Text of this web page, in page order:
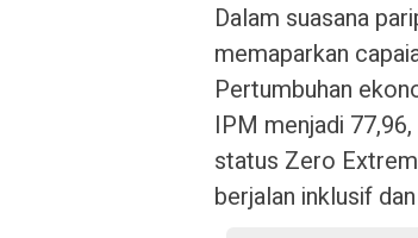
Dalam suasana
memaparkan
Pertumbuhan
IPM menjadi
status Zero
berjalan inklusif